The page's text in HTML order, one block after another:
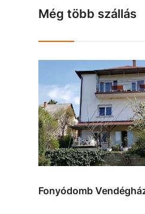
Még több szállás
Fonyódomb